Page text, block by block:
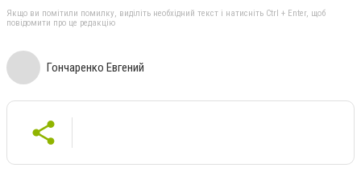
Якщо ви помітили помилку, виділіть необхідний текст і натисніть Ctrl + Enter, щоб
повідомити про це редакцію
Гончаренко Евгений